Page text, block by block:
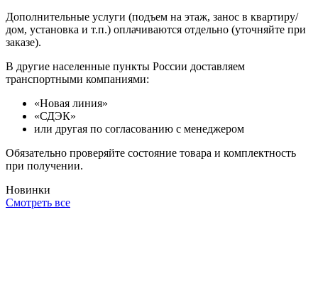
Дополнительные услуги (подъем на этаж, занос в квартиру/
дом, установка и т.п.) оплачиваются отдельно (уточняйте при
заказе).
В другие населенные пункты России доставляем
транспортными компаниями:
«Новая линия»
«СДЭК»
или другая по согласованию с менеджером
Обязательно проверяйте состояние товара и комплектность
при получении.
Новинки
Смотреть все